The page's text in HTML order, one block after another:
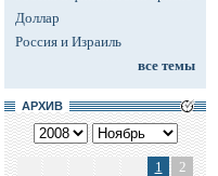
Доллар
Россия и Израиль
все темы
АРХИВ
1
2